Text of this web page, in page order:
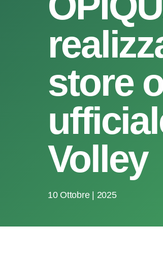
store
Volley
10 Ottobre | 2025